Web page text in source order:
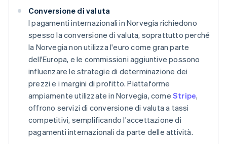
Conversione di valuta
I pagamenti internazionali in Norvegia richiedono
spesso la conversione di valuta, soprattutto perché
la Norvegia non utilizza l'euro come gran parte
dell'Europa, e le commissioni aggiuntive possono
influenzare le strategie di determinazione dei
prezzi e i margini di profitto. Piattaforme
ampiamente utilizzate in Norvegia, come Stripe,
offrono servizi di conversione di valuta a tassi
competitivi, semplificando l'accettazione di
pagamenti internazionali da parte delle attività.